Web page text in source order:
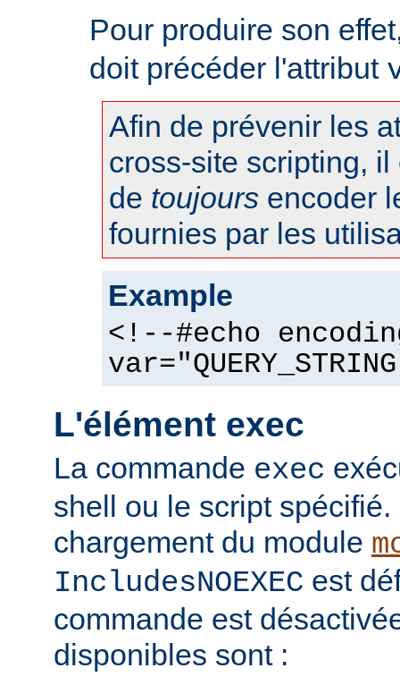
Pour produire son
doit précéder l'attribut
Afin de prévenir les
cross-site scripting,
de toujours encoder
fournies par les
Example
<!--#echo
L'élément exec
La commande exec
shell ou le script
chargement du module
IncludesNOEXEC est
commande est
disponibles sont :